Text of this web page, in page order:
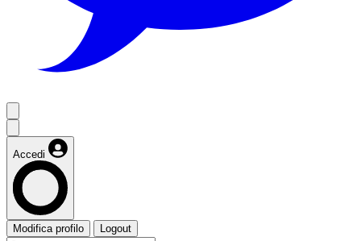
Accedi
Modifica profilo Logout